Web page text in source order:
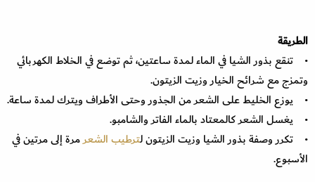
الطريقة
• تنقع بذور الشيا في الماء لمدة ساعتين، ثم توضع في الخلاط الكهربائي
وتمزج مع شرائح الخيار وزيت الزيتون.
• يوزع الخليط على الشعر من الجذور وحتى الأطراف ويترك لمدة ساعة.
• يغسل الشعر كالمعتاد بالماء الفاتر والشامبو.
• تكرر وصفة بذور الشيا وزيت الزيتون لترطيب الشعرمرة إلى مرتين في
الأسبوع.